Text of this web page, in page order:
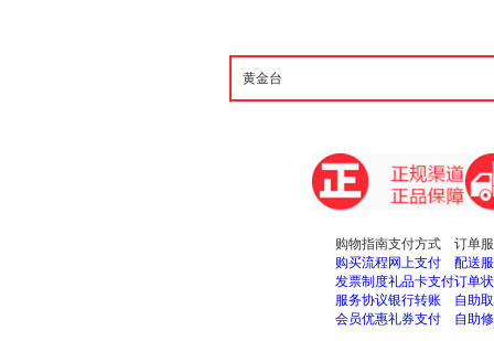
购物指南
购买流程
发票制度
服务协议
会员优惠
支付方式
网上支付
礼品卡支付
银行转账
礼券支付
订单
配送
订单
自助
自助